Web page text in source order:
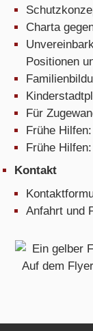
Charta
Positionen
Für
Frühe
Frühe
Kontakt
Anfahrt und